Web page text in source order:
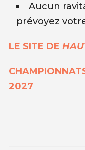
Aucun
prévoyez
LE SITE DE
2027